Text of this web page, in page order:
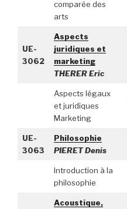
comparée des
arts
UE-
3062
Aspects
juridiques et
marketing
THERER Eric
Aspects légaux
et juridiques
Marketing
UE-
3063
Philosophie
PIERET Denis
Introduction à la
philosophie
Acoustique,